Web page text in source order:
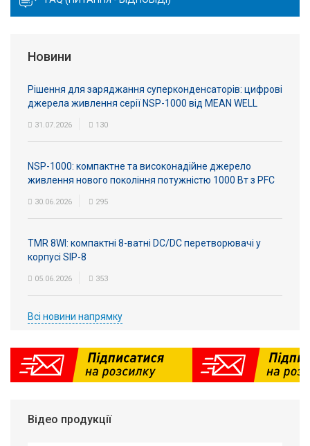
Новини
Рішення для заряджання суперконденсаторів: цифрові
джерела живлення серії NSP-1000 від MEAN WELL
31.07.2026 130
NSP-1000: компактне та високонадійне джерело
живлення нового покоління потужністю 1000 Вт з PFC
30.06.2026 295
TMR 8WI: компактні 8-ватні DC/DC перетворювачі у
корпусі SIP-8
05.06.2026 353
Всі новини напрямку
Відео продукції